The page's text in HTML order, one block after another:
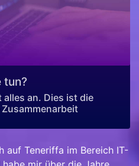
tun?
an. Dies ist die
auf Teneriffa im Bereich IT-